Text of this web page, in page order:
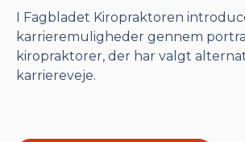
I Fagbladet Kiropraktoren
karrieremuligheder gennem
kiropraktorer, der har valgt
karriereveje.